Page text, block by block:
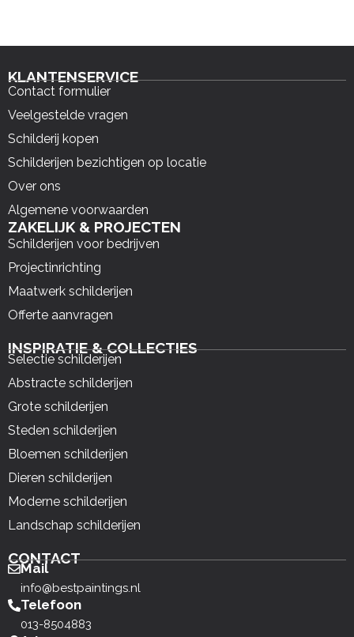
KLANTENSERVICE
Contact formulier
Veelgestelde vragen
Schilderij kopen
Schilderijen bezichtigen op locatie
Over ons
Algemene voorwaarden
ZAKELIJK & PROJECTEN
Schilderijen voor bedrijven
Projectinrichting
Maatwerk schilderijen
Offerte aanvragen
INSPIRATIE & COLLECTIES
Selectie schilderijen
Abstracte schilderijen
Grote schilderijen
Steden schilderijen
Bloemen schilderijen
Dieren schilderijen
Moderne schilderijen
Landschap schilderijen
CONTACT
Mail
info@bestpaintings.nl
Telefoon
013-8504883